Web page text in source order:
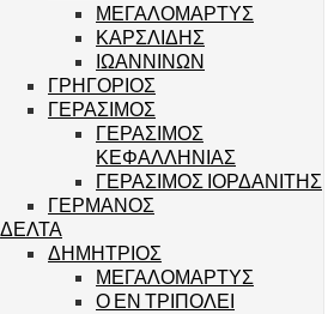
ΜΕΓΑΛΟΜΑΡΤΥΣ
ΚΑΡΣΛΙΔΗΣ
ΙΩΑΝΝΙΝΩΝ
ΓΡΗΓΟΡΙΟΣ
ΓΕΡΑΣΙΜΟΣ
ΓΕΡΑΣΙΜΟΣ
ΚΕΦΑΛΛΗΝΙΑΣ
ΓΕΡΑΣΙΜΟΣ ΙΟΡΔΑΝΙΤΗΣ
ΓΕΡΜΑΝΟΣ
ΔΕΛΤΑ
ΔΗΜΗΤΡΙΟΣ
ΜΕΓΑΛΟΜΑΡΤΥΣ
Ο ΕΝ ΤΡΙΠΟΛΕΙ